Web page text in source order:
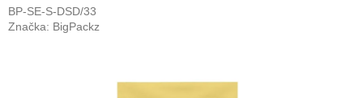
BP-SE-S-DSD/33
Značka: BigPackz